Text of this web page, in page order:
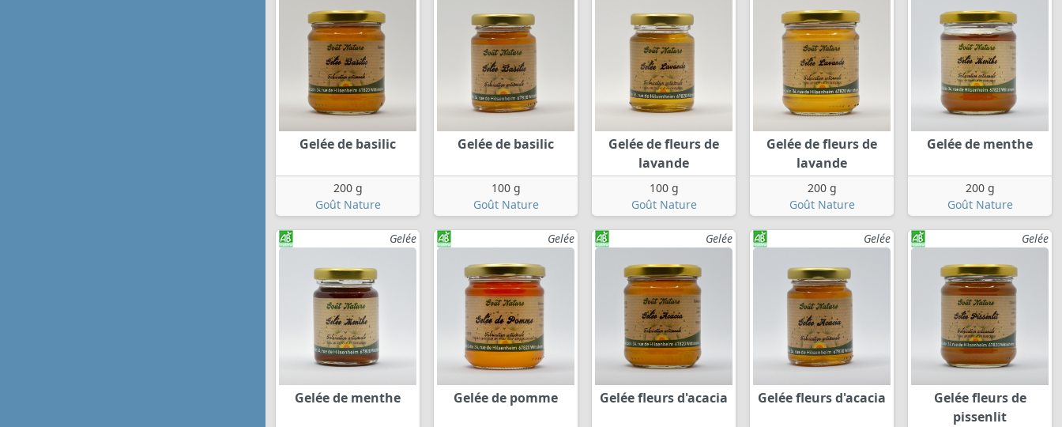
Gelée de basilic
200 g
Goût Nature
Gelée de basilic
100 g
Goût Nature
Gelée de fleurs de
lavande
100 g
Goût Nature
Gelée de fleurs de
lavande
200 g
Goût Nature
Gelée de menthe
200 g
Goût Nature
Gelée
Gelée de menthe
Gelée
Gelée de pomme
Gelée
Gelée fleurs d'acacia
Gelée
Gelée fleurs d'acacia
Gelée
Gelée fleurs de
pissenlit